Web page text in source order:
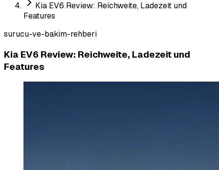
Kia EV6 Review: Reichweite, Ladezeit und
Features
surucu-ve-bakim-rehberi
Kia EV6 Review: Reichweite, Ladezeit und
Features